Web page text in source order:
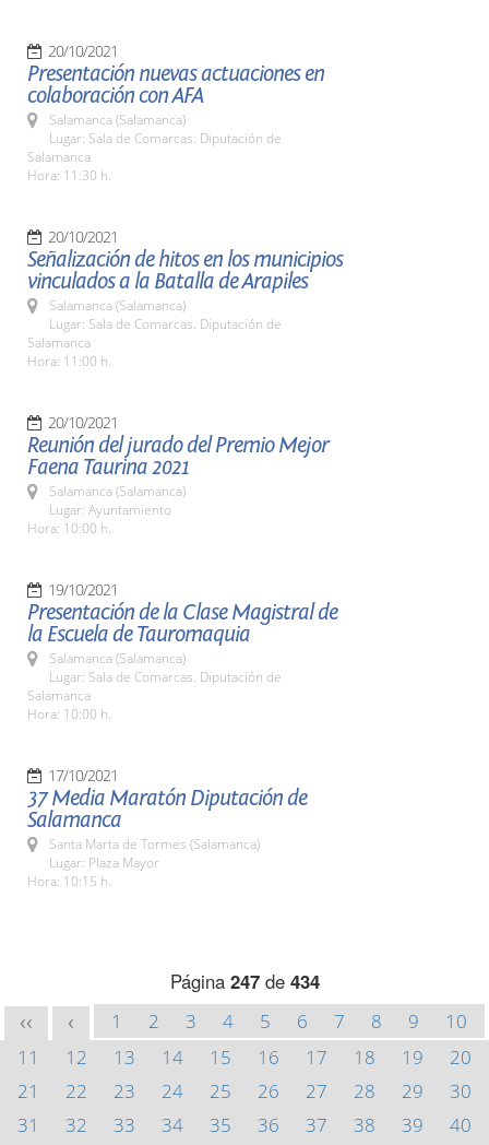
20/10/2021
Presentación nuevas actuaciones en
colaboración con AFA
Salamanca (Salamanca)
Lugar: Sala de Comarcas. Diputación de
Salamanca
Hora: 11:30 h.
20/10/2021
Señalización de hitos en los municipios
vinculados a la Batalla de Arapiles
Salamanca (Salamanca)
Lugar: Sala de Comarcas. Diputación de
Salamanca
Hora: 11:00 h.
20/10/2021
Reunión del jurado del Premio Mejor
Faena Taurina 2021
Salamanca (Salamanca)
Lugar: Ayuntamiento
Hora: 10:00 h.
19/10/2021
Presentación de la Clase Magistral de
la Escuela de Tauromaquia
Salamanca (Salamanca)
Lugar: Sala de Comarcas. Diputación de
Salamanca
Hora: 10:00 h.
17/10/2021
37 Media Maratón Diputación de
Salamanca
Santa Marta de Tormes (Salamanca)
Lugar: Plaza Mayor
Hora: 10:15 h.
Página 247de 434
<< < 1 2 3 4 5 6 7 8 9
10
11
12 13 14 15 16 17 18 19
20
21
22 23 24 25 26 27 28 29
30
31
32 33 34 35 36 37 38 39
40